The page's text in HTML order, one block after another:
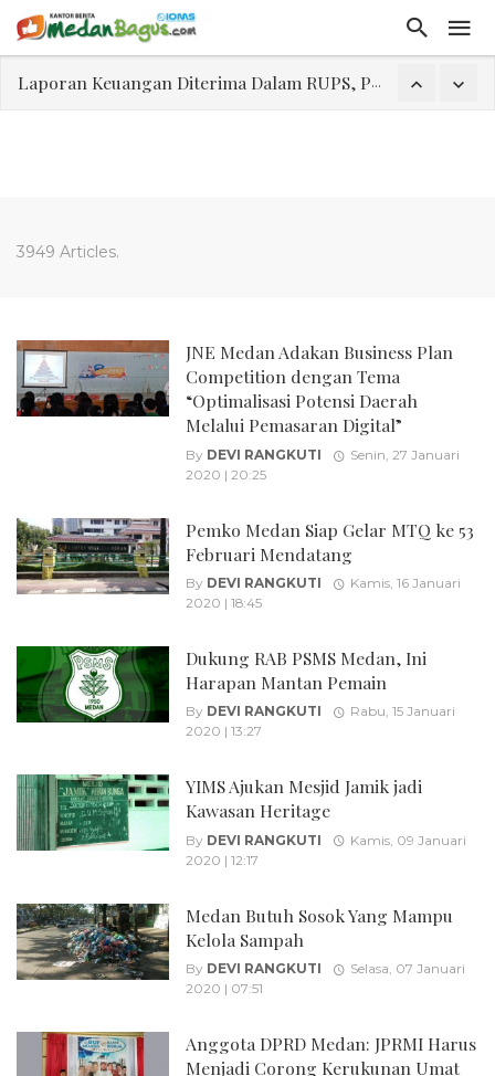
Laporan Keuangan Diterima Dalam RUPS, Pelaporan Hingga Penahanan Mantan Direktur PT GKS Dinilai Rancu
3949 Articles.
JNE Medan Adakan Business Plan
Competition dengan Tema
“Optimalisasi Potensi Daerah
Melalui Pemasaran Digital”
By DEVI RANGKUTI
Senin, 27 Januari
2020 | 20:25
Pemko Medan Siap Gelar MTQ ke 53
Februari Mendatang
By DEVI RANGKUTI
Kamis, 16 Januari
2020 | 18:45
Dukung RAB PSMS Medan, Ini
Harapan Mantan Pemain
By DEVI RANGKUTI
Rabu, 15 Januari
2020 | 13:27
YIMS Ajukan Mesjid Jamik jadi
Kawasan Heritage
By DEVI RANGKUTI
Kamis, 09 Januari
2020 | 12:17
Medan Butuh Sosok Yang Mampu
Kelola Sampah
By DEVI RANGKUTI
Selasa, 07 Januari
2020 | 07:51
Anggota DPRD Medan: JPRMI Harus
Menjadi Corong Kerukunan Umat